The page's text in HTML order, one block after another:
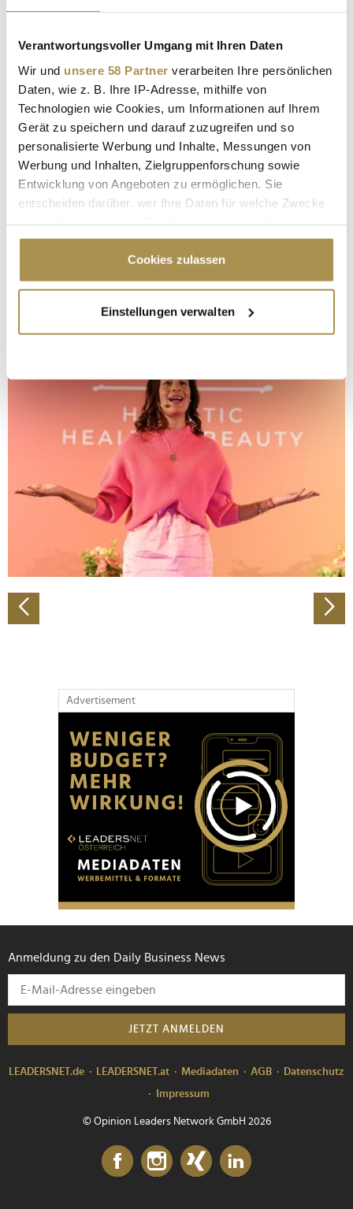
Verantwortungsvoller Umgang mit Ihren Daten
Wir und unsere 58 Partner verarbeiten Ihre persönlichen
Daten, wie z. B. Ihre IP-Adresse, mithilfe von
Technologien wie Cookies, um Informationen auf Ihrem
Gerät zu speichern und darauf zuzugreifen und so
personalisierte Werbung und Inhalte, Messungen von
Werbung und Inhalten, Zielgruppenforschung sowie
Entwicklung von Angeboten zu ermöglichen. Sie
entscheiden darüber, wer Ihre Daten für welche Zwecke
Cookie-Erklärung oder durch Klicken auf das Privacy
Trigger Symbol ändern oder widerrufen
Informationen über Ihre geografische Lage
erfassen, welche bis auf einige Meter genau sein
bestimmten Merkmalen (Fingerprinting) identifizieren
Erfahren Sie mehr darüber, wie Ihre persönlichen Daten
verarbeitet werden, und legen Sie Ihre Präferenzen im
Abschnitt Einzelheiten
fest.
Wir verwenden Cookies, um Inhalte und Anzeigen zu
personalisieren, Funktionen für soziale Medien anbieten
zu können und die Zugriffe auf unsere Website zu
analysieren. Außerdem geben wir Informationen zu Ihrer
Verwendung unserer Website an unsere Partner für
Partner führen diese Informationen möglicherweise mit
weiteren Daten zusammen, die Sie ihnen bereitgestellt
Cookies zulassen
Einstellungen verwalten
Advertisement
Anmeldung zu den Daily Business News
JETZT ANMELDEN
LEADERSNET.de LEADERSNET.at Mediadaten AGB
Datenschutz
Impressum
© Opinion Leaders Network GmbH 2026